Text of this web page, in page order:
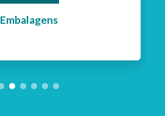
Embalagens